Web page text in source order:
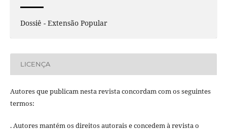
Dossiê - Extensão Popular
LICENÇA
Autores que publicam nesta revista concordam com os seguintes
termos:
. Autores mantém os direitos autorais e concedem à revista o